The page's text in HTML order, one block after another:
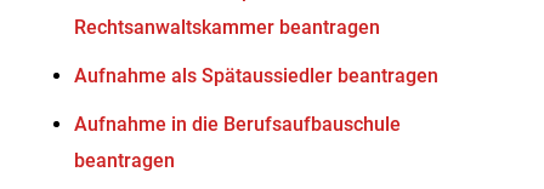
Rechtsanwaltskammer beantragen
Aufnahme als Spätaussiedler beantragen
Aufnahme in die Berufsaufbauschule
beantragen